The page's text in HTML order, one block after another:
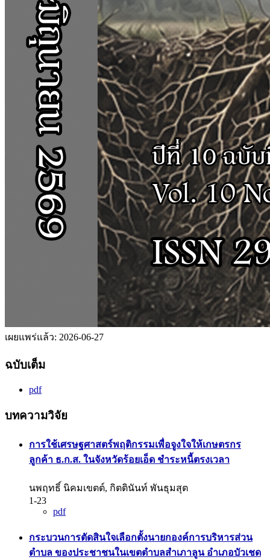
เผยแพร่แล้ว: 2026-06-27
ฉบับเต็ม
pdf
บทความวิจัย
การใช้เศรษฐศาสตร์พฤติกรรมเพื่อจูงใจให้เกษตรกร
ลูกค้า ธ.ก.ส. ในจังหวัดร้อยเอ็ด ชำระหนี้ตรงเวลา
นพฤทธิ์ นิคมเขตต์, กิตตินันท์ พันธุมสุต
1-23
pdf
กระบวนการตัดสินใจเลือกตั้งนายกองค์การบริหารส่วน
ตำบล ของประชาชนในเขตตำบลสำเภาลูน อำเภอบัวเชด